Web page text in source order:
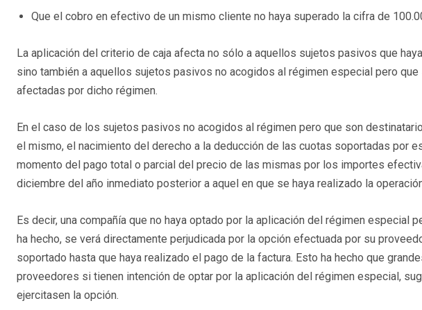
Que el cobro en efectivo de un mismo cliente no haya superado la cifra de
La aplicación del criterio de caja afecta no sólo a aquellos sujetos pasivos que
sino también a aquellos sujetos pasivos no acogidos al régimen especial pero
afectadas por dicho régimen.
En el caso de los sujetos pasivos no acogidos al régimen pero que son
el mismo, el nacimiento del derecho a la deducción de las cuotas soportadas por
momento del pago total o parcial del precio de las mismas por los importes
diciembre del año inmediato posterior a aquel en que se haya realizado la
Es decir, una compañía que no haya optado por la aplicación del régimen especial
ha hecho, se verá directamente perjudicada por la opción efectuada por su
soportado hasta que haya realizado el pago de la factura. Esto ha hecho que
proveedores si tienen intención de optar por la aplicación del régimen especial,
ejercitasen la opción.